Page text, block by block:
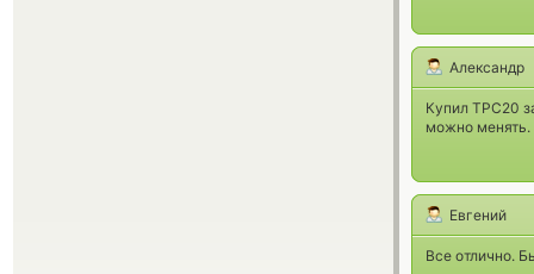
Александр
Купил ТРС20
можно
Евгений
Все отлично.